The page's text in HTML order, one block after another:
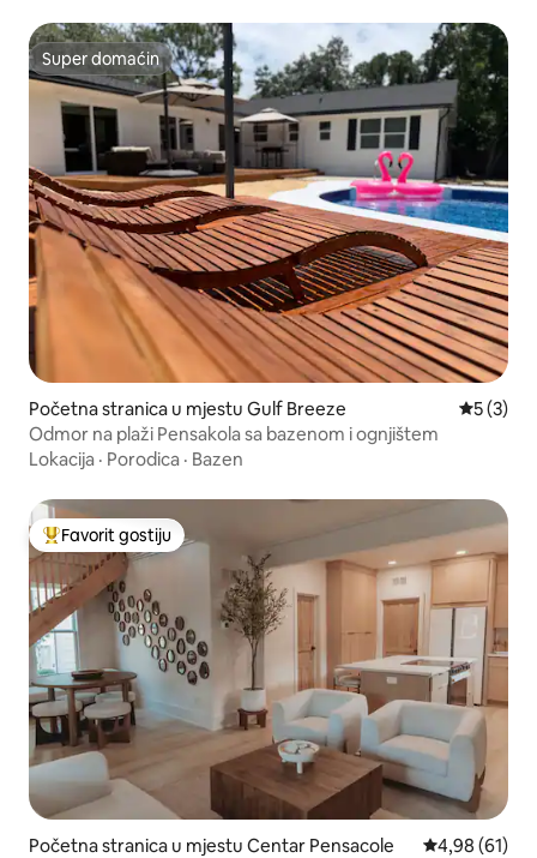
Super domaćin
Super domaćin
Početna stranica u mjestu Gulf Breeze
5 (3)
Odmor na plaži Pensakola sa bazenom i ognjištem
Lokacija · Porodica · Bazen
Glavni favorit gostiju
Favorit gostiju
Početna stranica u mjestu Centar Pensacole prosječna
4,98 (61)